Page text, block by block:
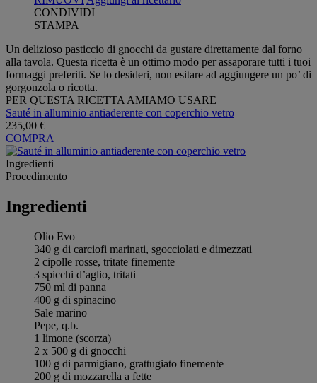
CONDIVIDI
STAMPA
Un delizioso pasticcio di gnocchi da gustare direttamente dal forno
alla tavola. Questa ricetta è un ottimo modo per assaporare tutti i tuoi
formaggi preferiti. Se lo desideri, non esitare ad aggiungere un po’ di
gorgonzola o ricotta.
PER QUESTA RICETTA AMIAMO USARE
Sauté in alluminio antiaderente con coperchio vetro
235,00 €
COMPRA
Ingredienti
Procedimento
Ingredienti
Olio Evo
340 g di carciofi marinati, sgocciolati e dimezzati
2 cipolle rosse, tritate finemente
3 spicchi d’aglio, tritati
750 ml di panna
400 g di spinacino
Sale marino
Pepe, q.b.
1 limone (scorza)
2 x 500 g di gnocchi
100 g di parmigiano, grattugiato finemente
200 g di mozzarella a fette